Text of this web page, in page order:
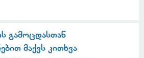
გამოცდასთან
მაქვს კითხვა